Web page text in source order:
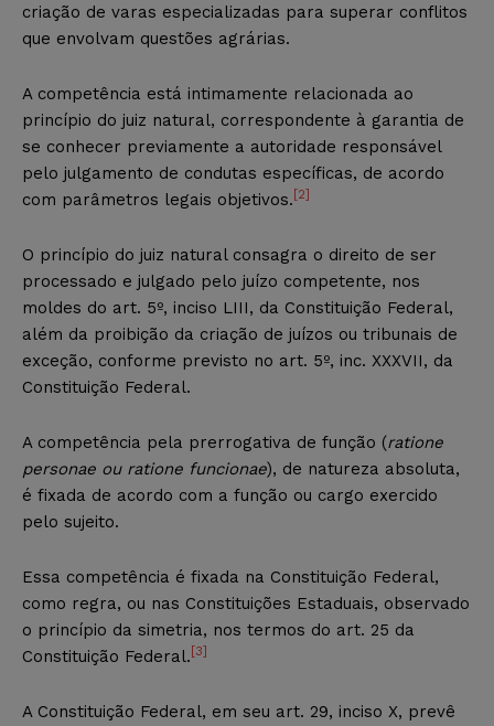
criação de varas especializadas para superar conflitos
que envolvam questões agrárias.
A competência está intimamente relacionada ao
princípio do juiz natural, correspondente à garantia de
se conhecer previamente a autoridade responsável
pelo julgamento de condutas específicas, de acordo
com parâmetros legais objetivos. [2]
O princípio do juiz natural consagra o direito de ser
processado e julgado pelo juízo competente, nos
moldes do art. 5º, inciso LIII, da Constituição Federal,
além da proibição da criação de juízos ou tribunais de
exceção, conforme previsto no art. 5º, inc. XXXVII, da
Constituição Federal.
A competência pela prerrogativa de função (ratione
personae ou ratione funcionae), de natureza absoluta,
é fixada de acordo com a função ou cargo exercido
pelo sujeito.
Essa competência é fixada na Constituição Federal,
como regra, ou nas Constituições Estaduais, observado
o princípio da simetria, nos termos do art. 25 da
Constituição Federal. [3]
A Constituição Federal, em seu art. 29, inciso X, prevê